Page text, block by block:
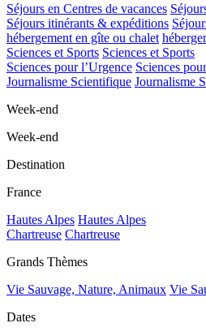
Séjours en Centres de vacances
Séjours itinérants & expéditions
hébergement en gîte ou chalet
Sciences et Sports Sciences et Sports
Sciences pour l’Urgence Sciences
Journalisme Scientifique Journalisme
Week-end
Week-end
Destination
France
Hautes Alpes Hautes Alpes
Chartreuse Chartreuse
Grands Thèmes
Vie Sauvage, Nature, Animaux Vie
Dates